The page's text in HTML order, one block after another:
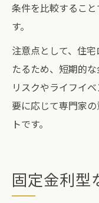
条件を比較するこ
す。
注意点として、住
たるため、短期的
リスクやライフイ
要に応じて専門家
トです。
固定金利型